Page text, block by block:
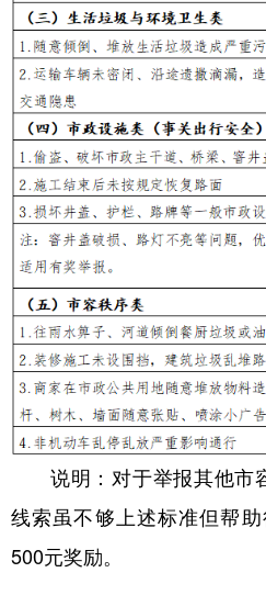
说明：对于举报其他市
线索虽不够上述标准但帮
500元奖励。